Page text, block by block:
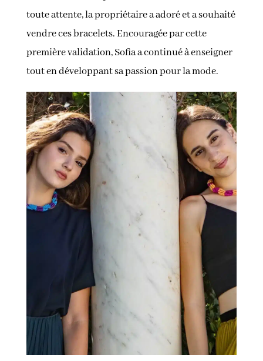
toute attente, la propriétaire a adoré et a souhaité
vendre ces bracelets. Encouragée par cette
première validation, Sofia a continué à enseigner
tout en développant sa passion pour la mode.